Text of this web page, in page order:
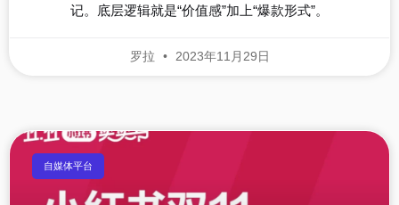
记。底层逻辑就是“价值感”加上“爆款形式”。
罗拉 2023年11月29日
自媒体平台